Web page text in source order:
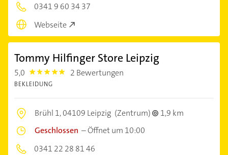
0341 9 60 34 37
Webseite
Tommy Hilfinger Store Leipzig
5,0 5.0 2 Bewertungen
BEKLEIDUNG
Brühl 1,04109 Leipzig (Zentrum)
1,9 km
Geschlossen –Öffnet um 10:00
0341 22 28 81 46